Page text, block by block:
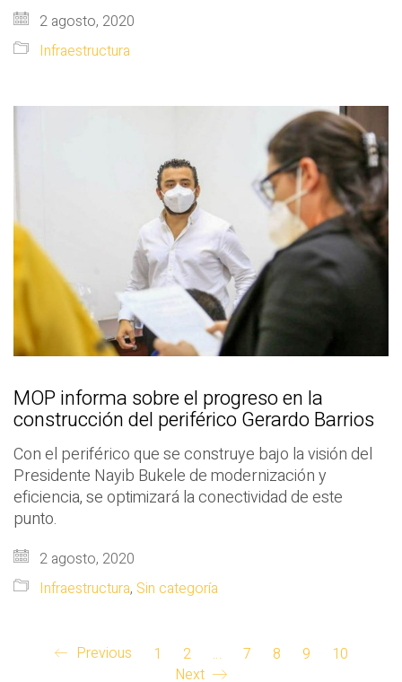
2 agosto, 2020
Infraestructura
MOP informa sobre el progreso en la
construcción del periférico Gerardo Barrios
Con el periférico que se construye bajo la visión del
Presidente Nayib Bukele de modernización y
eficiencia, se optimizará la conectividad de este
punto.
2 agosto, 2020
Infraestructura, Sin categoría
Previous 1 2 … 7 8 9
10
Next